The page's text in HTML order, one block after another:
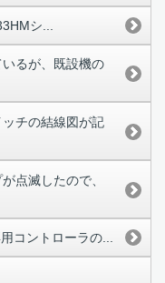
シ...
るが、既設機の
チの結線図が記
点滅したので、
コントローラの...